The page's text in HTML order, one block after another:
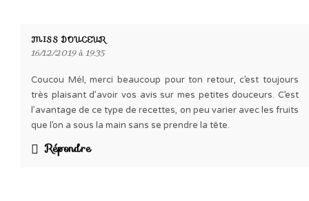
MISS DOUCEUR
16/12/2019 à 19:35
Coucou Mél, merci beaucoup pour ton retour, c’est toujours
très plaisant d’avoir vos avis sur mes petites douceurs. C’est
l’avantage de ce type de recettes, on peu varier avec les fruits
que l’on a sous la main sans se prendre la tête.
Répondre